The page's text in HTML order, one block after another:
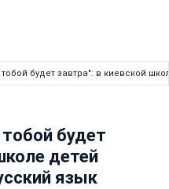
будет завтра": в киевской
будет
детей
язык